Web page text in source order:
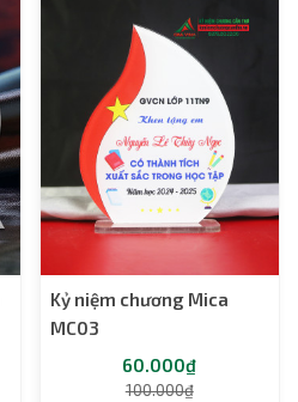
Kỷ niệm chương Mica
MC03
60.000₫
100.000₫